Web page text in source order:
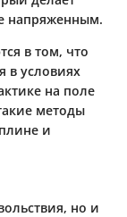
напряженным.
в том, что
в условиях
на поле
методы
и
но и